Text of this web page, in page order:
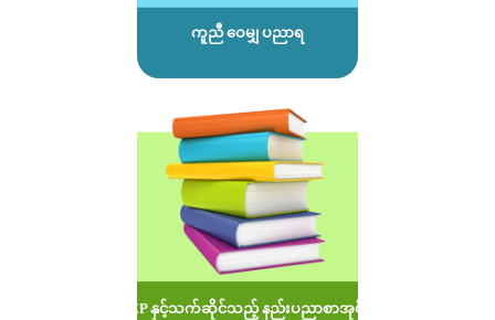
ကူညီ ဝေမျှ ပညာရ
MOEP နှင့်သက်ဆိုင်သည့် နည်းပညာစာအုပ်များ